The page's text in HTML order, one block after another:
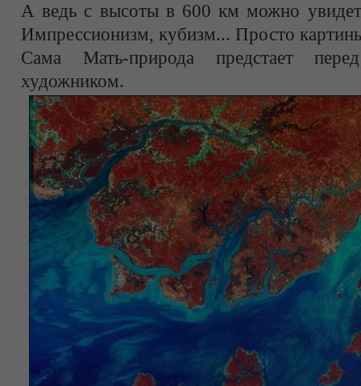
А ведь с высоты в 600 км можно
Импрессионизм, кубизм... Просто
Сама Мать-природа предстает
художником.